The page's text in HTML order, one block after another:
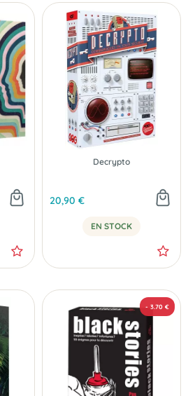
NOUVEAU
Decrypto
20,90 €
EN STOCK